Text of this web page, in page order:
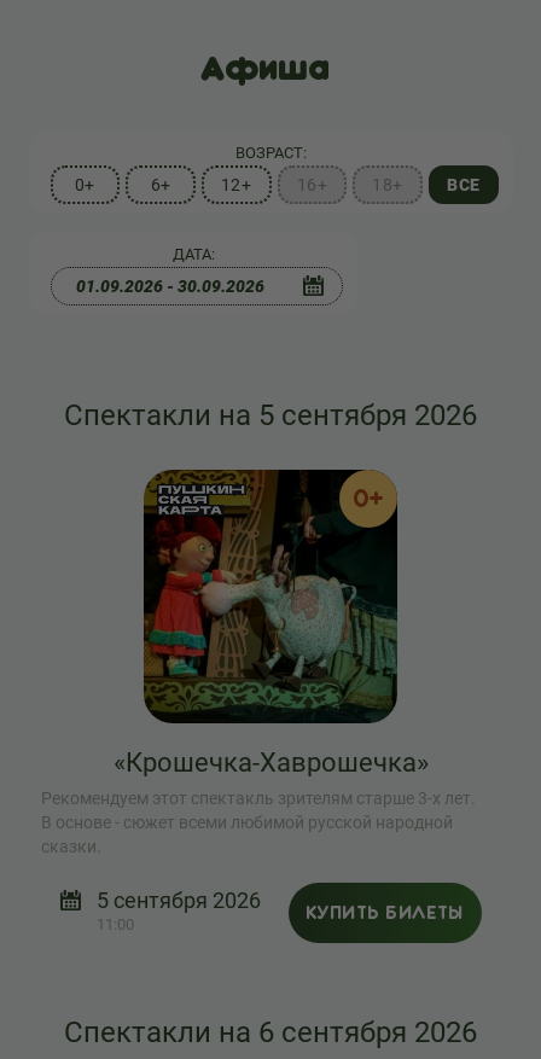
Афиша
ВОЗРАСТ:
0+ 6+ 12+ 16+ 18+ ВСЕ
ДАТА:
Спектакли на 5 сентября 2026
0+
«Крошечка-Хаврошечка»
Рекомендуем этот спектакль зрителям старше 3-х лет.
В основе - сюжет всеми любимой русской народной
сказки.
5 сентября 2026
11:00
КУПИТЬ БИЛЕТЫ
Спектакли на 6 сентября 2026